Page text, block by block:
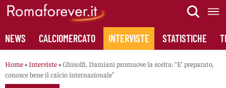
Skip
content
NEWS CALCIOMERCATO INTERVISTE STATISTICHE
Home»Interviste»Ghisolfi, Damiani promuove la scelta: “E’ preparato,
conosce bene il calcio internazionale”